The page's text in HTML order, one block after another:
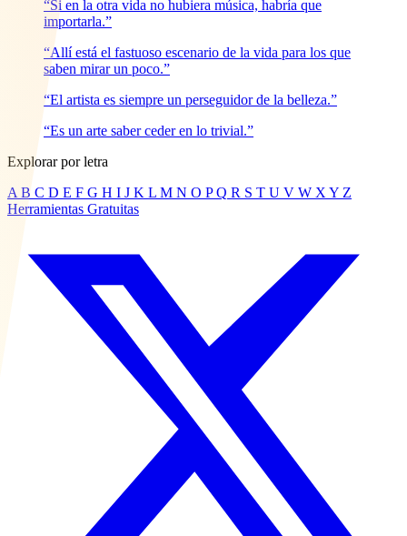
“Si en la otra vida no hubiera música, habría que
importarla.”
“Allí está el fastuoso escenario de la vida para los que
saben mirar un poco.”
“El artista es siempre un perseguidor de la belleza.”
“Es un arte saber ceder en lo trivial.”
Explorar por letra
A B C D E F G H I J K L M N O P Q R S T U V W X Y Z
Herramientas Gratuitas